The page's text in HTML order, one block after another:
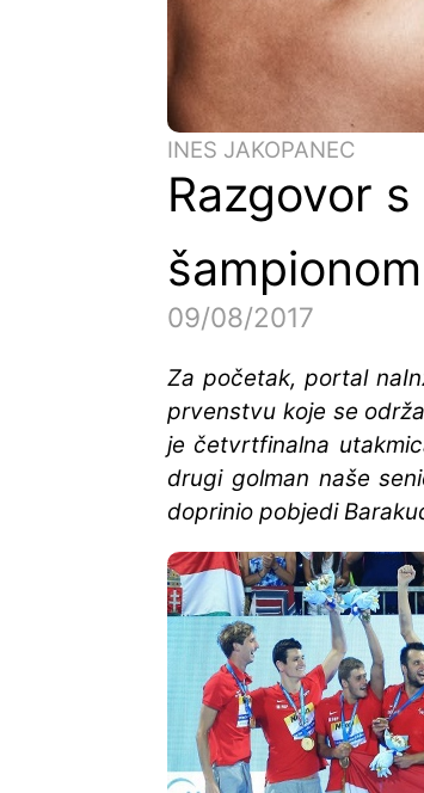
INES JAKOPANEC
Razgovor
09/08/2017
Za početak, portal
prvenstvu koje se
je četvrtfinalna
drugi golman naše
doprinio pobjedi